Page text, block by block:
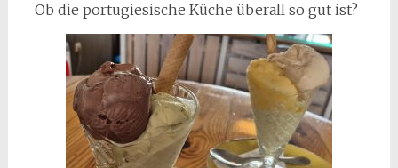
Ob die portugiesische Küche überall so gut ist?